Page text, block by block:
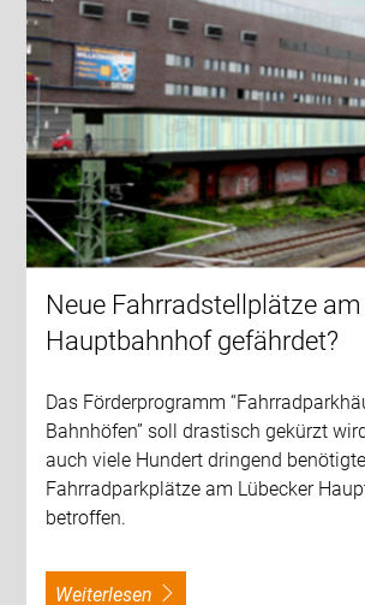
Neue Fahrradstellplätze
Hauptbahnhof gefährdet?
Das Förderprogramm
Bahnhöfen” soll drastisch gekürzt
auch viele Hundert dringend benötigte
Fahrradparkplätze am Lübecker
betroffen.
weiterlesen